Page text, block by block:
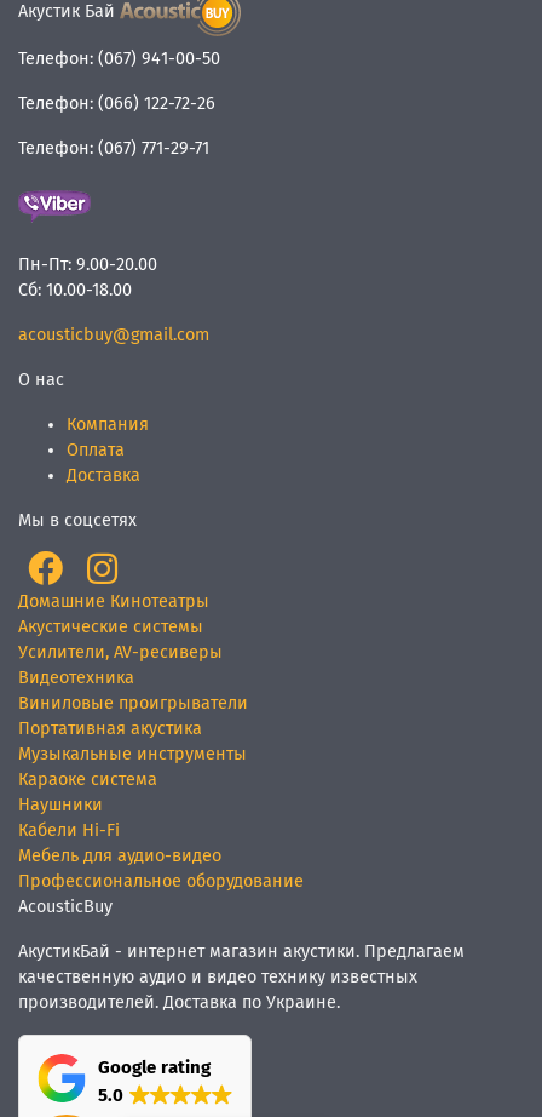
Акустик Бай
Телефон: (067) 941-00-50
Телефон: (066) 122-72-26
Телефон: (067) 771-29-71
Пн-Пт: 9.00-20.00
Сб: 10.00-18.00
acousticbuy@gmail.com
О нас
Компания
Оплата
Доставка
Мы в соцсетях
Домашние Кинотеатры
Акустические системы
Усилители, AV-ресиверы
Видеотехника
Виниловые проигрыватели
Портативная акустика
Музыкальные инструменты
Караоке система
Наушники
Кабели Hi-Fi
Мебель для аудио-видео
Профессиональное оборудование
AcousticBuy
АкустикБай - интернет магазин акустики. Предлагаем
качественную аудио и видео технику известных
производителей. Доставка по Украине.
Google rating
5.0